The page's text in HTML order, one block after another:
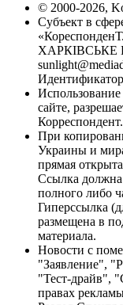
© 2000-2026,
Субъект в
ХАРКІВСЬКЕ
сайте,
При
Украины и
прямая
Ссылка должна
полного либо
Гиперссылка
размещена в
материала.
Новости с
"Заявление",
"Тест-драйв",
правах